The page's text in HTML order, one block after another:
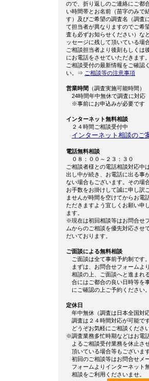
ので、折り返しのご連絡にご都
い時間帯とお名前（苗字のみで
す）及びご希望の調査名（調査
て担当者が異なりますのでご希
査も必ずお知らせください）な
ッセージに残して頂いている場
ご相談担当者より後刻もしくは
にお電話をさせていただきます。
ご相談受付の最新情報をご確認
い。⇒ ご相談等の注意事項
営業時間 （調査実施可能時間）
24時間年中無休で調査に対応
※事前にお申込みが必要です
インターネット無料相談
２４時間ご相談受付中
インターネット相談のご
電話無料相談
０８：００～２３：３０
ご相談者様との電話相談対応中
出し中が続き、お電話に出る事
ない場合もございます。その場
お手数をお掛けして誠に申し訳
ませんが時間を空けてからお電
ただきますよう宜しくお願い申
ます。
※現在は初回相談等はお問合せ
ムからのご相談を優先対応させ
だいております。
ご面談による無料相談
ご面談は全て事前予約制です。
まずは、お問合せフォームよ
相談の上、ご面談へと進まれ
合にはご都合の良い日時等を
にご確認の上ご予約ください。
定休日
年中無休（調査は日本全国対応
調査は２４時間対応が可能で
どうぞお気軽にご相談ください
※調査業務多忙時期などはお電
よるご相談受付業務を休止さ
頂いている場合等もございます
初回のご相談等はお問合せメ
フォームよりインターネット
相談をご利用くださいませ。